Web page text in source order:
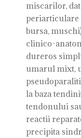
miscarilor,
periarticulare
bursa,
clinico-
dureros
umarul mixt,
la baza
tendonului
reactii
precipita